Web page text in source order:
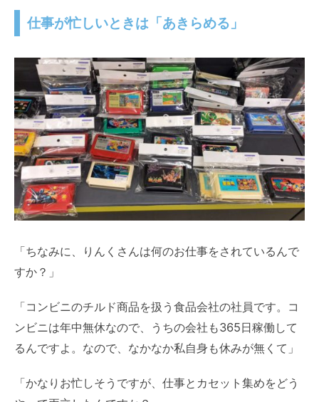
仕事が忙しいときは「あきらめる」
「ちなみに、りんくさんは何のお仕事をされているんで
すか？」
「コンビニのチルド商品を扱う食品会社の社員です。コ
ンビニは年中無休なので、うちの会社も365日稼働して
るんですよ。なので、なかなか私自身も休みが無くて」
「かなりお忙しそうですが、仕事とカセット集めをどう